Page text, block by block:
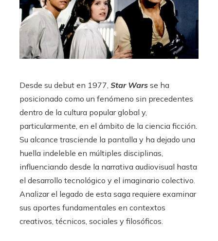
Desde su debut en 1977, Star Wars se ha
posicionado como un fenómeno sin precedentes
dentro de la cultura popular global y,
particularmente, en el ámbito de la ciencia ficción.
Su alcance trasciende la pantalla y ha dejado una
huella indeleble en múltiples disciplinas,
influenciando desde la narrativa audiovisual hasta
el desarrollo tecnológico y el imaginario colectivo.
Analizar el legado de esta saga requiere examinar
sus aportes fundamentales en contextos
creativos, técnicos, sociales y filosóficos.